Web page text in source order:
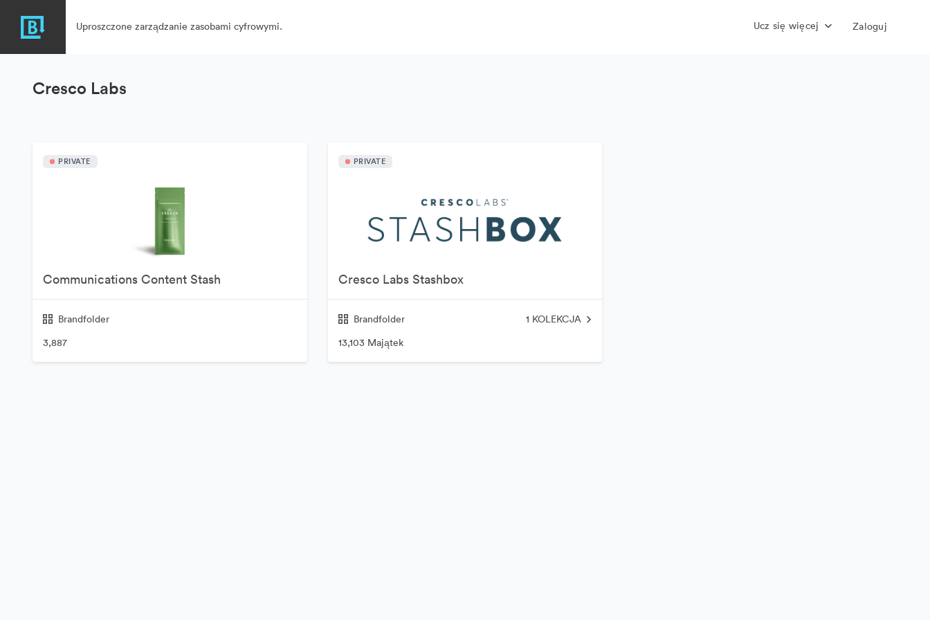
Uproszczone zarządzanie zasobami cyfrowymi. Ucz się więcej Zaloguj
Cresco Labs
PRIVATE
Communications Content Stash
Brandfolder
3,887
PRIVATE
Cresco Labs Stashbox
Brandfolder 1 KOLEKCJA
13,103 Majątek